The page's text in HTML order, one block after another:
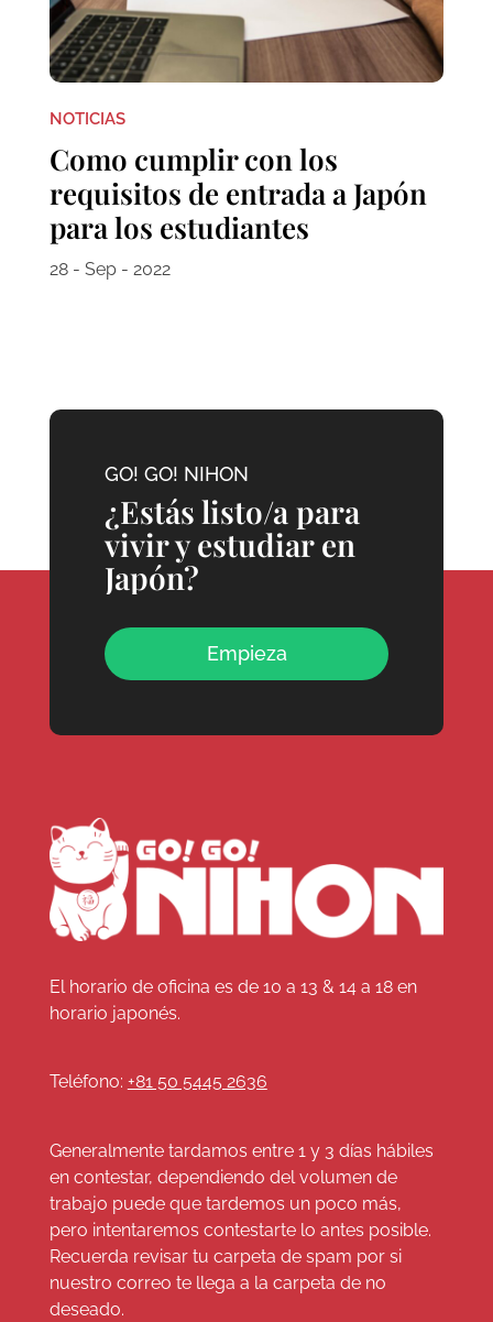
NOTICIAS
Como cumplir con los
requisitos de entrada a Japón
para los estudiantes
28 - Sep - 2022
GO! GO! NIHON
¿Estás listo/a para
vivir y estudiar en
Japón?
Empieza
El horario de oficina es de 10 a 13 & 14 a 18 en
horario japonés.
Teléfono: +81 50 5445 2636
Generalmente tardamos entre 1 y 3 días hábiles
en contestar, dependiendo del volumen de
trabajo puede que tardemos un poco más,
pero intentaremos contestarte lo antes posible.
Recuerda revisar tu carpeta de spam por si
nuestro correo te llega a la carpeta de no
deseado.